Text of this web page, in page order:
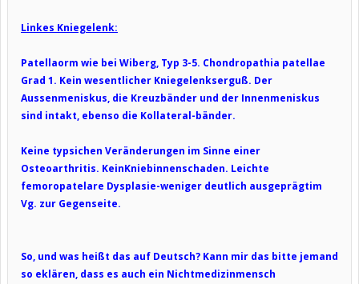
Linkes Kniegelenk:
Patellaorm wie bei Wiberg, Typ 3-5. Chondropathia patellae
Grad 1. Kein wesentlicher Kniegelenkserguß. Der
Aussenmeniskus, die Kreuzbänder und der Innenmeniskus
sind intakt, ebenso die Kollateral-bänder.
Keine typsichen Veränderungen im Sinne einer
Osteoarthritis. KeinKniebinnenschaden. Leichte
femoropatelare Dysplasie-weniger deutlich ausgeprägtim
Vg. zur Gegenseite.
So, und was heißt das auf Deutsch? Kann mir das bitte jemand
so eklären, dass es auch ein Nichtmedizinmensch